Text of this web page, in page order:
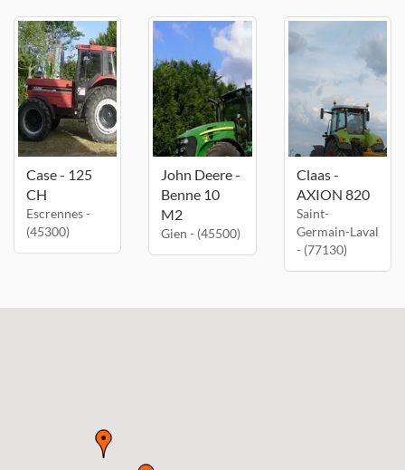
Case - 125
CH
Escrennes -
(45300)
John Deere -
Benne 10
M2
Gien - (45500)
Claas -
AXION 820
Saint-
Germain-Laval
- (77130)